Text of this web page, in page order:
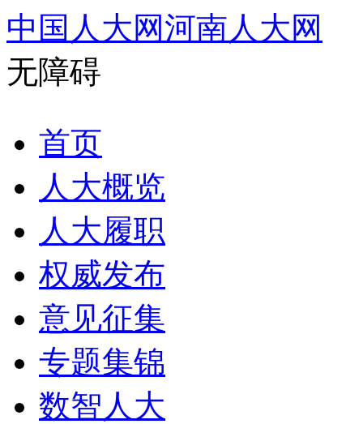
中国人大网河南人大网
无障碍
首页
人大概览
人大履职
权威发布
意见征集
专题集锦
数智人大